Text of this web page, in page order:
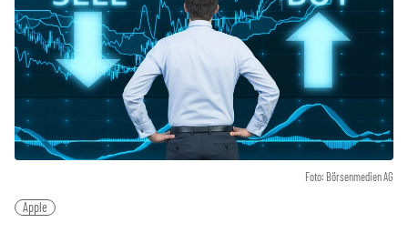
Foto: Börsenmedien AG
Apple